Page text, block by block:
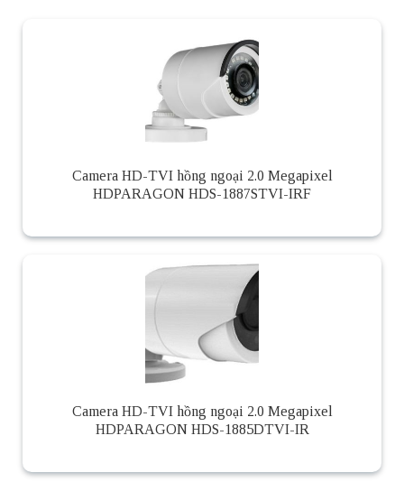
Camera HD-TVI hồng ngoại 2.0 Megapixel
HDPARAGON HDS-1887STVI-IRF
Camera HD-TVI hồng ngoại 2.0 Megapixel
HDPARAGON HDS-1885DTVI-IR